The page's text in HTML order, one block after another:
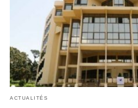
ACTUALITÉS